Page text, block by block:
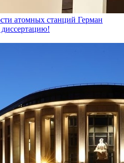
атомных станций Герман